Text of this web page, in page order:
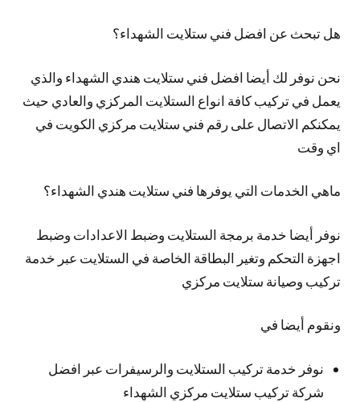
هل تبحث عن افضل فني ستلايت الشهداء؟
نحن نوفر لك أيضا افضل فني ستلايت هندي الشهداء والذي
يعمل في تركيب كافة انواع الستلايت المركزي والعادي حيث
يمكنكم الاتصال على رقم فني ستلايت مركزي الكويت في
اي وقت
ماهي الخدمات التي يوفرها فني ستلايت هندي الشهداء؟
نوفر أيضا خدمة برمجة الستلايت وضبط الاعدادات وضبط
اجهزة التحكم وتغير البطاقة الخاصة في الستلايت عبر خدمة
تركيب وصيانة ستلايت مركزي
ونقوم أيضا في
نوفر خدمة تركيب الستلايت والرسيفرات عبر افضل
شركة تركيب ستلايت مركزي الشهداء